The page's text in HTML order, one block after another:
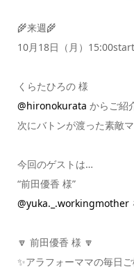
🌾来週🌾
10月18日（月）
くらたひろの 様
@hironokurata からご紹
次にバトンが渡った素敵
今回のゲストは…
“前田優香 様”
@yuka._.workingmother
🔽 前田優香 様 🔽
✨アラフォーママの毎日